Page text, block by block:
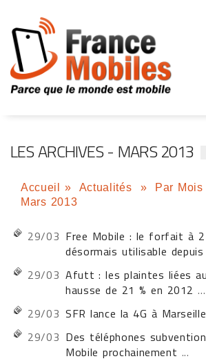
LES ARCHIVES - MARS 2013
Accueil » Actualités » Par Mois
Mars 2013
29/03 Free Mobile : le forfait à
désormais utilisable
29/03 Afutt : les plaintes liées
hausse de 21 % en 2012 ...
29/03 SFR lance la 4G à Marseille
29/03 Des téléphones
Mobile prochainement ...